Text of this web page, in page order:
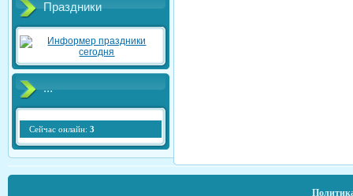
Праздники
...
Сейчас онлайн: 3